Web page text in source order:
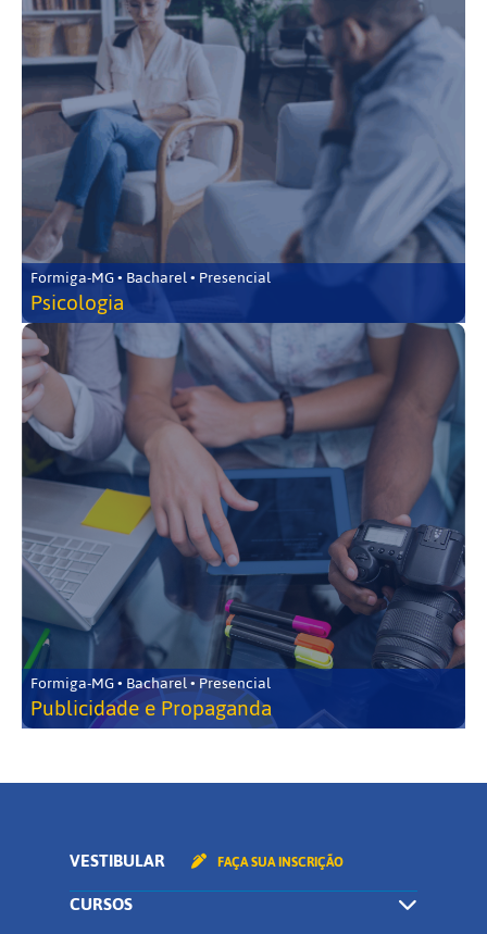
Formiga-MG • Bacharel • Presencial
Psicologia
Formiga-MG • Bacharel • Presencial
Publicidade e Propaganda
VESTIBULAR FAÇA SUA INSCRIÇÃO
CURSOS